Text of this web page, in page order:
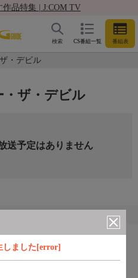
品特集 | J:COM TV
CS番組一覧 番組表
検索
・デビル
しました[error]
・ザ・デビル
送予定はありません